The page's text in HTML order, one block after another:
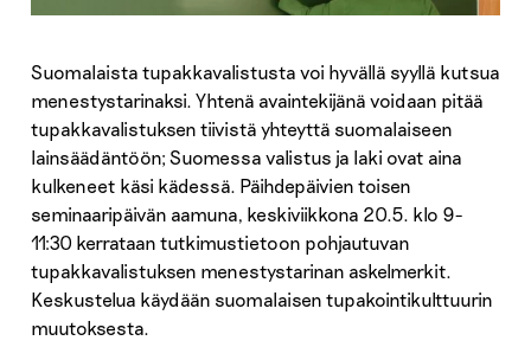
Suomalaista tupakkavalistusta voi hyvällä syyllä kutsua
menestystarinaksi. Yhtenä avaintekijänä voidaan pitää
tupakkavalistuksen tiivistä yhteyttä suomalaiseen
lainsäädäntöön; Suomessa valistus ja laki ovat aina
kulkeneet käsi kädessä. Päihdepäivien toisen
seminaaripäivän aamuna, keskiviikkona 20.5. klo 9-
11:30 kerrataan tutkimustietoon pohjautuvan
tupakkavalistuksen menestystarinan askelmerkit.
Keskustelua käydään suomalaisen tupakointikulttuurin
muutoksesta.